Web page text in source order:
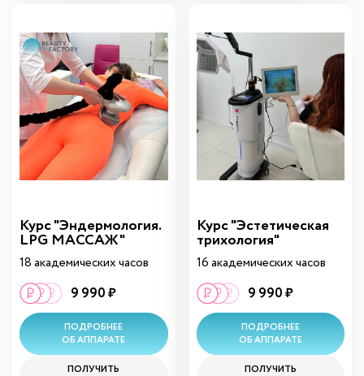
Курс "Эндермология.
LPG МАССАЖ"
18 академических часов
9 990 ₽
ПОДРОБНЕЕ
ОБ АППАРАТЕ
ПОЛУЧИТЬ
Курс "Эстетическая
трихология"
16 академических часов
9 990 ₽
ПОДРОБНЕЕ
ОБ АППАРАТЕ
ПОЛУЧИТЬ